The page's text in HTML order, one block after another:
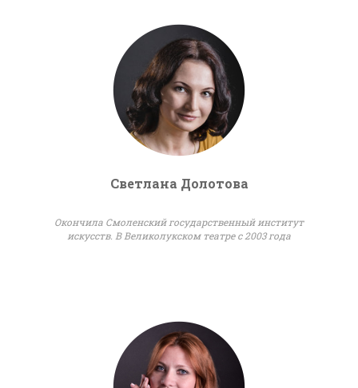
Светлана Долотова
Окончила Смоленский государственный институт
искусств. В Великолукском театре с 2003 года